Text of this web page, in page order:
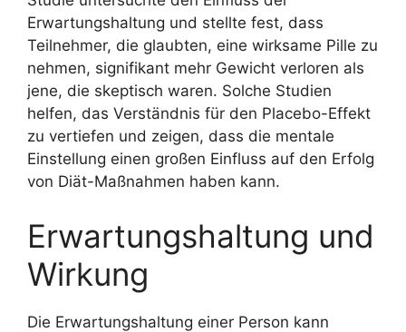
Erwartungshaltung und stellte fest, dass
Teilnehmer, die glaubten, eine wirksame Pille zu
nehmen, signifikant mehr Gewicht verloren als
jene, die skeptisch waren. Solche Studien
helfen, das Verständnis für den Placebo-Effekt
zu vertiefen und zeigen, dass die mentale
Einstellung einen großen Einfluss auf den Erfolg
von Diät-Maßnahmen haben kann.
Erwartungshaltung und
Wirkung
Die Erwartungshaltung einer Person kann